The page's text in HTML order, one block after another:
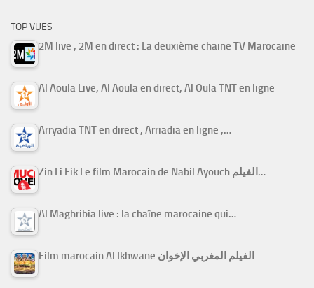
TOP VUES
2M live , 2M en direct : La deuxième chaine TV Marocaine
Al Aoula Live, Al Aoula en direct, Al Oula TNT en ligne
Arryadia TNT en direct , Arriadia en ligne ,…
Zin Li Fik Le film Marocain de Nabil Ayouch الفيلم…
Al Maghribia live : la chaîne marocaine qui…
Film marocain Al Ikhwane الفيلم المغربي الإخوان